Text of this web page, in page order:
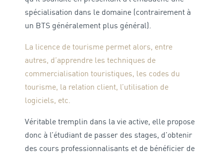
spécialisation dans le domaine (contrairement à
un BTS généralement plus général).
La licence de tourisme permet alors, entre
autres, d’apprendre les techniques de
commercialisation touristiques, les codes du
tourisme, la relation client, l’utilisation de
logiciels, etc.
Véritable tremplin dans la vie active, elle propose
donc à l’étudiant de passer des stages, d’obtenir
des cours professionnalisants et de bénéficier de